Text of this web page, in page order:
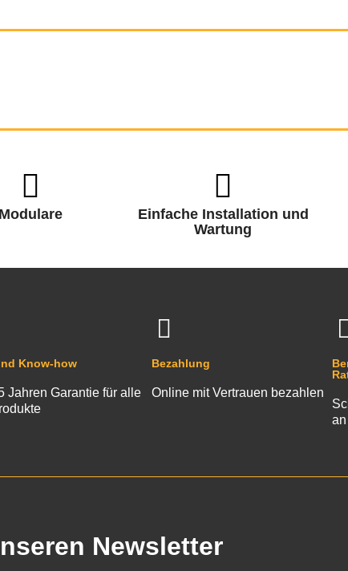
Modulare
Einfache Installation und
Wartung
Know-how
Jahren Garantie für alle
Bezahlung
Online mit Vertrauen bezahlen
Newsletter